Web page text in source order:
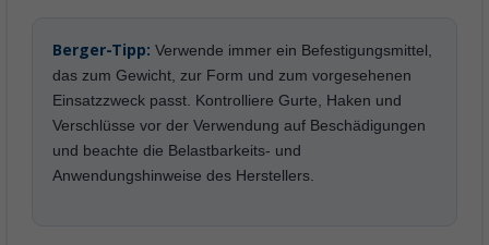
Berger-Tipp: Verwende immer ein Befestigungsmittel,
das zum Gewicht, zur Form und zum vorgesehenen
Einsatzzweck passt. Kontrolliere Gurte, Haken und
Verschlüsse vor der Verwendung auf Beschädigungen
und beachte die Belastbarkeits- und
Anwendungshinweise des Herstellers.